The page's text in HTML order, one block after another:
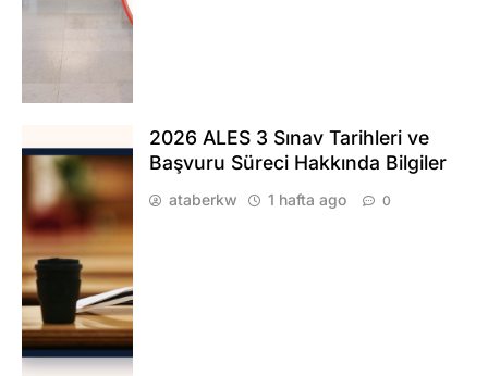
2026 ALES 3 Sınav Tarihleri ve
Başvuru Süreci Hakkında Bilgiler
ataberkw 1 hafta ago 0